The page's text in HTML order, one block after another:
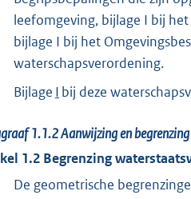
leefomgeving, bijlage I bij
bijlage I bij het
waterschapsverordening.
Bijlage I bij deze
1.1.2Aanwijzing en
1.2 Begrenzing
De geometrische